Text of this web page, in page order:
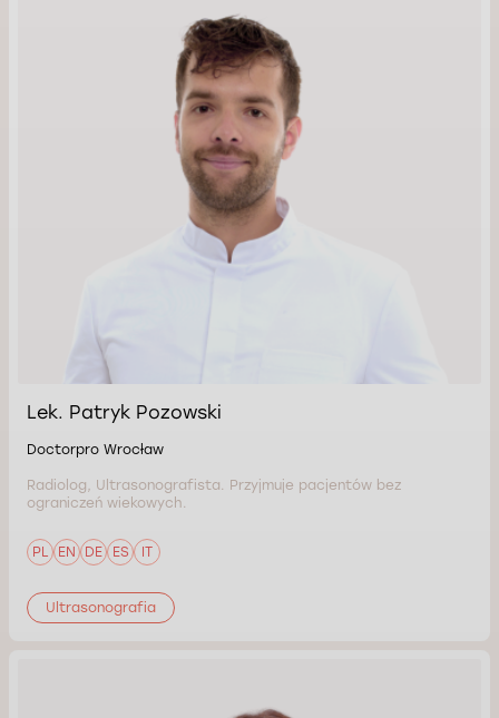
Lek. Patryk Pozowski
Doctorpro Wrocław
Radiolog, Ultrasonografista. Przyjmuje pacjentów bez
ograniczeń wiekowych.
PL EN DE ES IT
Ultrasonografia